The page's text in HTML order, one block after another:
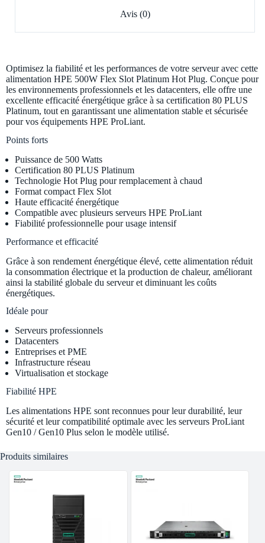
Avis (0)
Optimisez la fiabilité et les performances de votre serveur avec cette
alimentation HPE 500W Flex Slot Platinum Hot Plug. Conçue pour
les environnements professionnels et les datacenters, elle offre une
excellente efficacité énergétique grâce à sa certification 80 PLUS
Platinum, tout en garantissant une alimentation stable et sécurisée
pour vos équipements HPE ProLiant.
Points forts
Puissance de 500 Watts
Certification 80 PLUS Platinum
Technologie Hot Plug pour remplacement à chaud
Format compact Flex Slot
Haute efficacité énergétique
Compatible avec plusieurs serveurs HPE ProLiant
Fiabilité professionnelle pour usage intensif
Performance et efficacité
Grâce à son rendement énergétique élevé, cette alimentation réduit
la consommation électrique et la production de chaleur, améliorant
ainsi la stabilité globale du serveur et diminuant les coûts
énergétiques.
Idéale pour
Serveurs professionnels
Datacenters
Entreprises et PME
Infrastructure réseau
Virtualisation et stockage
Fiabilité HPE
Les alimentations HPE sont reconnues pour leur durabilité, leur
sécurité et leur compatibilité optimale avec les serveurs ProLiant
Gen10 / Gen10 Plus selon le modèle utilisé.
Produits similaires